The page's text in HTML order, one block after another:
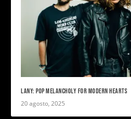
LANY: POP MELANCHOLY FOR MODERN HEARTS
20 agosto, 2025